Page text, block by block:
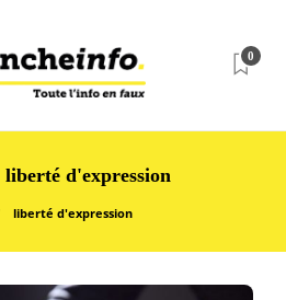
0
liberté d'expression
liberté d'expression